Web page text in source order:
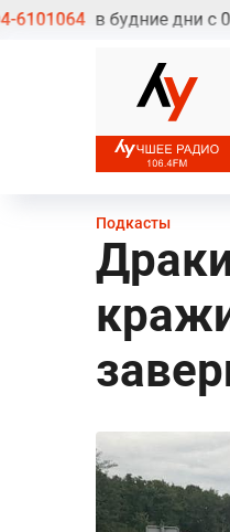
в будние дни с 09.00
Подкасты